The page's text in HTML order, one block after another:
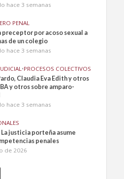
hace 3 semanas
PENAL
preceptor por acoso sexual a
de un colegio
hace 3 semanas
•PROCESOS COLECTIVOS
Claudia Eva Edith y otros
y otros sobre amparo-
hace 3 semanas
justicia porteña asume
penales
de 2026